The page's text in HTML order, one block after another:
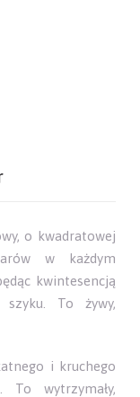
o kwadratowej
w każdym
kwintesencją
szyku. To żywy,
i kruchego
To wytrzymały,